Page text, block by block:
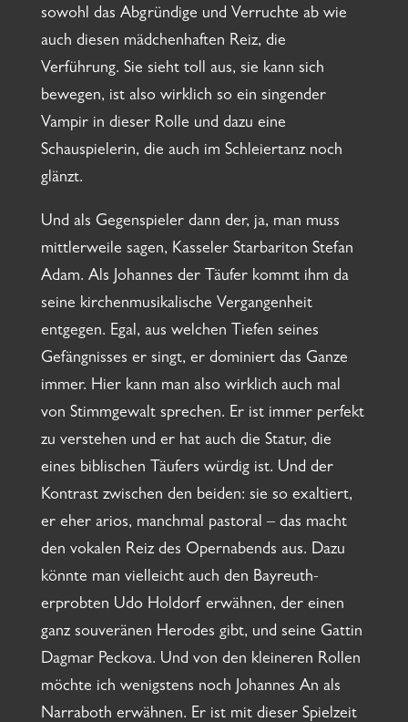
sowohl das Abgründige und Verruchte ab wie
auch diesen mädchenhaften Reiz, die
Verführung. Sie sieht toll aus, sie kann sich
bewegen, ist also wirklich so ein singender
Vampir in dieser Rolle und dazu eine
Schauspielerin, die auch im Schleiertanz noch
glänzt.
Und als Gegenspieler dann der, ja, man muss
mittlerweile sagen, Kasseler Starbariton Stefan
Adam. Als Johannes der Täufer kommt ihm da
seine kirchenmusikalische Vergangenheit
entgegen. Egal, aus welchen Tiefen seines
Gefängnisses er singt, er dominiert das Ganze
immer. Hier kann man also wirklich auch mal
von Stimmgewalt sprechen. Er ist immer perfekt
zu verstehen und er hat auch die Statur, die
eines biblischen Täufers würdig ist. Und der
Kontrast zwischen den beiden: sie so exaltiert,
er eher arios, manchmal pastoral – das macht
den vokalen Reiz des Opernabends aus. Dazu
könnte man vielleicht auch den Bayreuth-
erprobten Udo Holdorf erwähnen, der einen
ganz souveränen Herodes gibt, und seine Gattin
Dagmar Peckova. Und von den kleineren Rollen
möchte ich wenigstens noch Johannes An als
Narraboth erwähnen. Er ist mit dieser Spielzeit